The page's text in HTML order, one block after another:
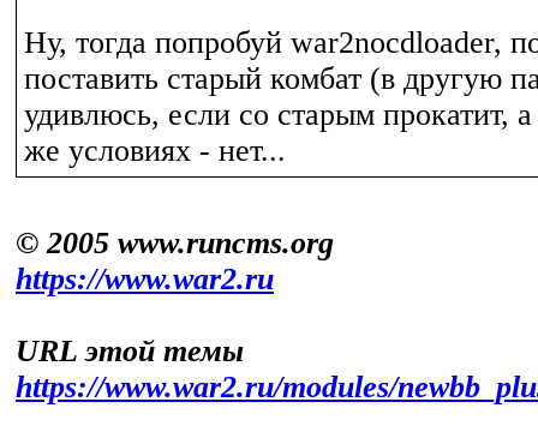
Ну, тогда попробуй war2nocdloader,
поставить старый комбат (в другую
удивлюсь, если со старым прокатит,
же условиях - нет...
© 2005 www.runcms.org
https://www.war2.ru
URL этой темы
https://www.war2.ru/modules/